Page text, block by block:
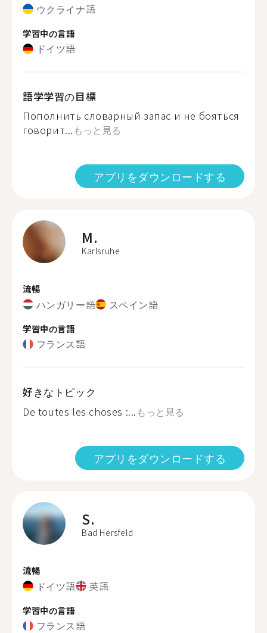
ウクライナ語
学習中の言語
ドイツ語
語学学習の目標
Пополнить словарный запас и не бояться
говорит... もっと見る
アプリをダウンロードする
M.
Karlsruhe
流暢
ハンガリー語 スペイン語
学習中の言語
フランス語
好きなトピック
De toutes les choses :... もっと見る
アプリをダウンロードする
S.
Bad Hersfeld
流暢
ドイツ語 英語
学習中の言語
フランス語